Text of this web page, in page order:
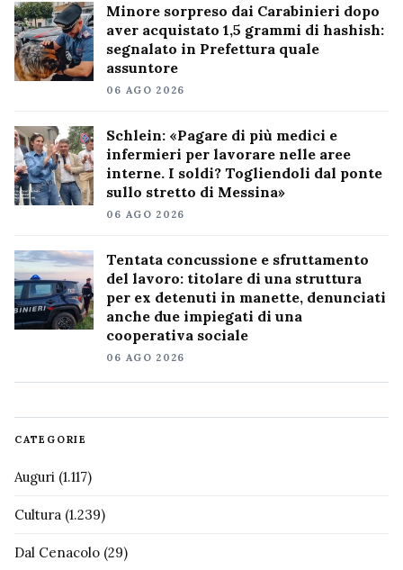
Minore sorpreso dai Carabinieri dopo
aver acquistato 1,5 grammi di hashish:
segnalato in Prefettura quale
assuntore
06 AGO 2026
Schlein: «Pagare di più medici e
infermieri per lavorare nelle aree
interne. I soldi? Togliendoli dal ponte
sullo stretto di Messina»
06 AGO 2026
Tentata concussione e sfruttamento
del lavoro: titolare di una struttura
per ex detenuti in manette, denunciati
anche due impiegati di una
cooperativa sociale
06 AGO 2026
CATEGORIE
Auguri (1.117)
Cultura (1.239)
Dal Cenacolo (29)